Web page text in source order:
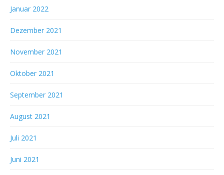
Januar 2022
Dezember 2021
November 2021
Oktober 2021
September 2021
August 2021
Juli 2021
Juni 2021